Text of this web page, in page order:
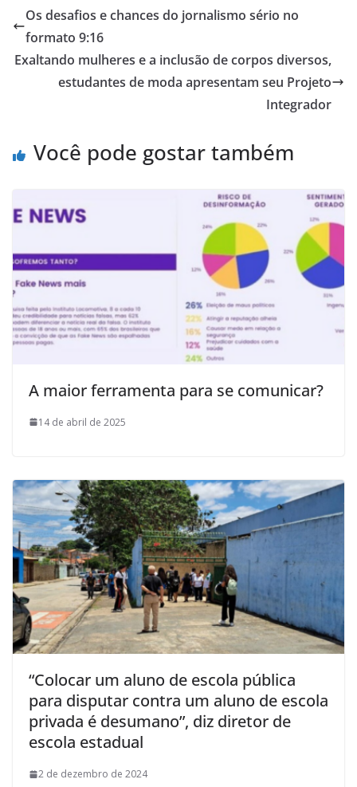
Os desafios e chances do jornalismo sério no
formato 9:16
Exaltando mulheres e a inclusão de corpos diversos,
estudantes de moda apresentam seu Projeto
Integrador
Você pode gostar também
A maior ferramenta para se comunicar?
14 de abril de 2025
“Colocar um aluno de escola pública
para disputar contra um aluno de escola
privada é desumano”, diz diretor de
escola estadual
2 de dezembro de 2024